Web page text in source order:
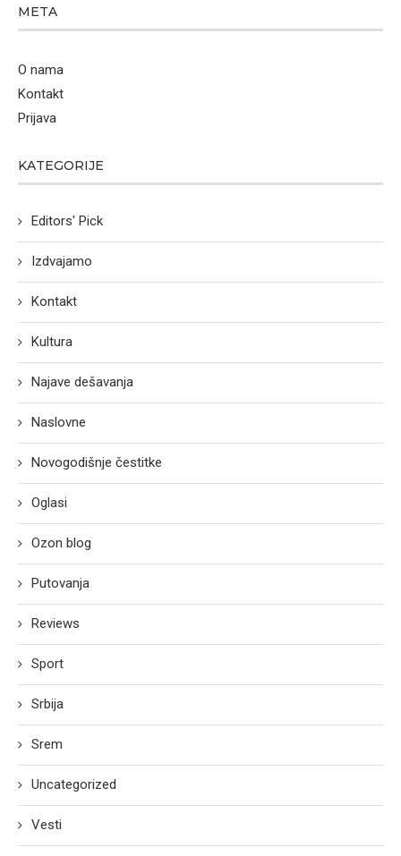
META
O nama
Kontakt
Prijava
KATEGORIJE
Editors' Pick
Izdvajamo
Kontakt
Kultura
Najave dešavanja
Naslovne
Novogodišnje čestitke
Oglasi
Ozon blog
Putovanja
Reviews
Sport
Srbija
Srem
Uncategorized
Vesti